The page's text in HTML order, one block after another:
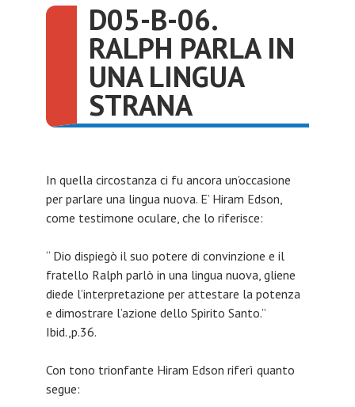
D05-B-06.
RALPH PARLA IN
UNA LINGUA
STRANA
In quella circostanza ci fu ancora un’occasione
per parlare una lingua nuova. E’ Hiram Edson,
come testimone oculare, che lo riferisce:
“ Dio dispiegò il suo potere di convinzione e il
fratello Ralph parlò in una lingua nuova, gliene
diede l’interpretazione per attestare la potenza
e dimostrare l’azione dello Spirito Santo.”
Ibid.,p.36.
Con tono trionfante Hiram Edson riferì quanto
segue: